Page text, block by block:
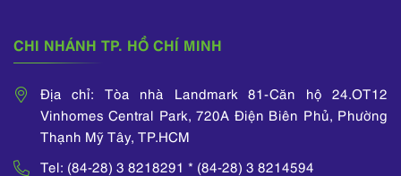
CHI NHÁNH TP. HỒ CHÍ MINH
Địa chỉ: Tòa nhà Landmark 81-Căn hộ 24.OT12
Vinhomes Central Park, 720A Điện Biên Phủ, Phường
Thạnh Mỹ Tây, TP.HCM
Tel: (84-28) 3 8218291 * (84-28) 3 8214594